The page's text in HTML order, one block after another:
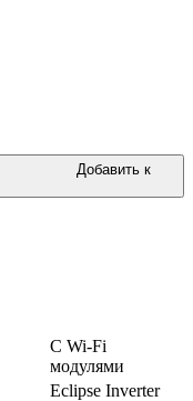
Добавить к
С Wi-Fi
модулями
Eclipse Inverter